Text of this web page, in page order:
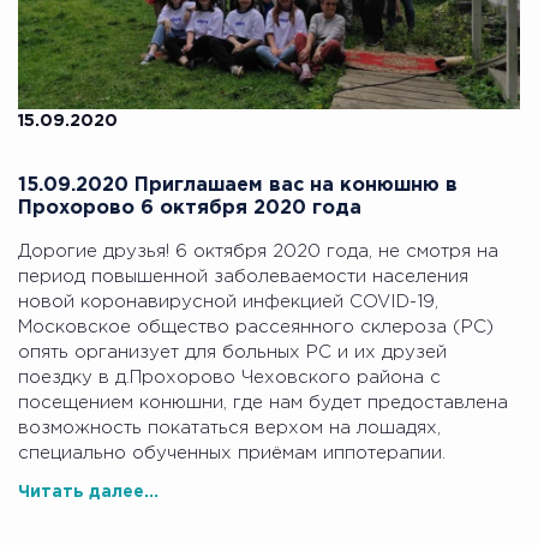
15.09.2020
15.09.2020 Приглашаем вас на конюшню в
Прохорово 6 октября 2020 года
Дорогие друзья! 6 октября 2020 года, не смотря на
период повышенной заболеваемости населения
новой коронавирусной инфекцией COVID-19,
Московское общество рассеянного склероза (РС)
опять организует для больных РС и их друзей
поездку в д.Прохорово Чеховского района с
посещением конюшни, где нам будет предоставлена
возможность покататься верхом на лошадях,
специально обученных приёмам иппотерапии.
Читать далее...